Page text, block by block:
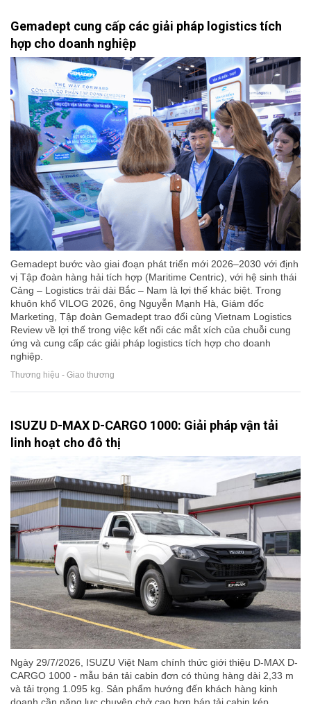
Gemadept cung cấp các giải pháp logistics tích
hợp cho doanh nghiệp
Gemadept bước vào giai đoạn phát triển mới 2026–2030 với định
vị Tập đoàn hàng hải tích hợp (Maritime Centric), với hệ sinh thái
Cảng – Logistics trải dài Bắc – Nam là lợi thế khác biệt. Trong
khuôn khổ VILOG 2026, ông Nguyễn Mạnh Hà, Giám đốc
Marketing, Tập đoàn Gemadept trao đổi cùng Vietnam Logistics
Review về lợi thế trong việc kết nối các mắt xích của chuỗi cung
ứng và cung cấp các giải pháp logistics tích hợp cho doanh
nghiệp.
Thương hiệu - Giao thương
ISUZU D-MAX D-CARGO 1000: Giải pháp vận tải
linh hoạt cho đô thị
Ngày 29/7/2026, ISUZU Việt Nam chính thức giới thiệu D-MAX D-
CARGO 1000 - mẫu bán tải cabin đơn có thùng hàng dài 2,33 m
và tải trọng 1.095 kg. Sản phẩm hướng đến khách hàng kinh